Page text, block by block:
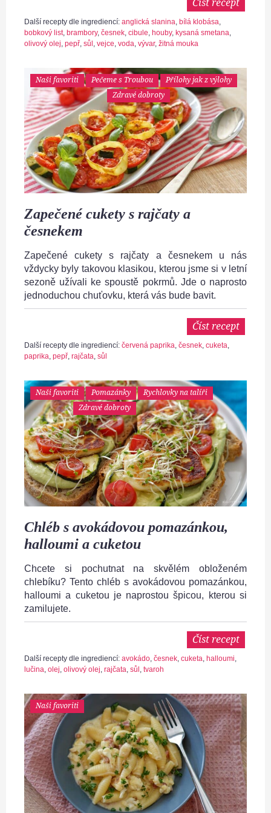
Další recepty dle ingrediencí: anglická slanina bílá klobása
bobkový list, brambory, česnek cibule houby, kysaná smetana
olivový olej pepř sůl vejce voda vývar, žitná mouka
Naši favoriti Pečeme s Troubou
Přílohy jak z výlohy
Zdravé dobroty
Zapečené cukety s rajčaty a
česnekem
Zapečené cukety s rajčaty a česnekem u nás
vždycky byly takovou klasikou, kterou jsme si v letní
sezoně užívali ke spoustě pokrmů. Jde o naprosto
jednoduchou chuťovku, která vás bude bavit.
Číst recept
Další recepty dle ingrediencí: červená paprika, česnek, cuketa,
paprika, pepř, rajčata, sůl
Naši favoriti Pomazánky
Rychlovky na talíři
Zdravé dobroty
Chléb s avokádovou pomazánkou,
halloumi a cuketou
Chcete si pochutnat na skvělém obloženém
chlebíku? Tento chléb s avokádovou pomazánkou,
halloumi a cuketou je naprostou špicou, kterou si
zamilujete.
Číst recept
Další recepty dle ingrediencí: avokádo česnek cuketa halloumi
lučina olej olivový olej rajčata sůl tvaroh
Naši favoriti